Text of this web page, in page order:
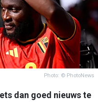
Photo: © PhotoNews
dan goed nieuws te